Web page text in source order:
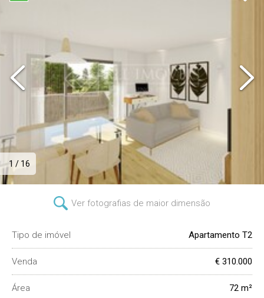
1 / 16
Ver fotografias de maior dimensão
Tipo de imóvel Apartamento T2
Venda € 310.000
Área 72 m²